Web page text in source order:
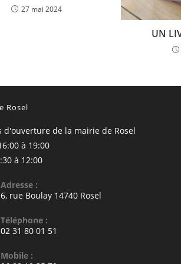
27 mai 2024
UN
Rosel
d'ouverture de la mairie de Rosel
à 19:00
à 12:00
Adresse :
6, rue Boulay 14740 Rosel
Téléphone :
02 31 80 01 51
Mobile :